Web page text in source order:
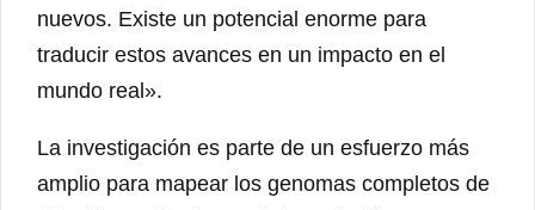
nuevos. Existe un potencial enorme para
traducir estos avances en un impacto en el
mundo real».
La investigación es parte de un esfuerzo más
amplio para mapear los genomas completos de